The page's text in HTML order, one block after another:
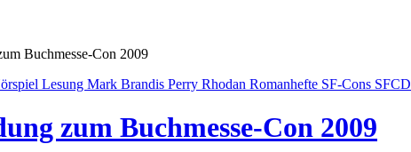
Buchmesse-Con 2009
Lesung Mark Brandis Perry Rhodan Romanhefte SF-Cons SFCD
zum Buchmesse-Con 2009